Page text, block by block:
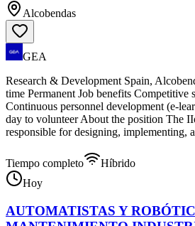
Alcobendas
GEA
Research & Development Spain,
time Permanent Job benefits Competitive
Continuous personnel development (e-
day to volunteer About the position The
responsible for designing, implementing,
Tiempo completo
Híbrido
Hoy
AUTOMATISTAS Y